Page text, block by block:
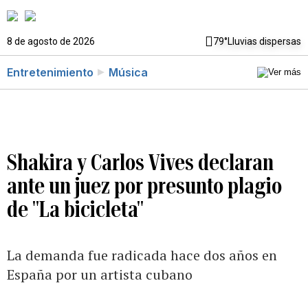
8 de agosto de 2026 79°Lluvias dispersas
Entretenimiento Música
Shakira y Carlos Vives declaran
ante un juez por presunto plagio
de "La bicicleta"
La demanda fue radicada hace dos años en
España por un artista cubano